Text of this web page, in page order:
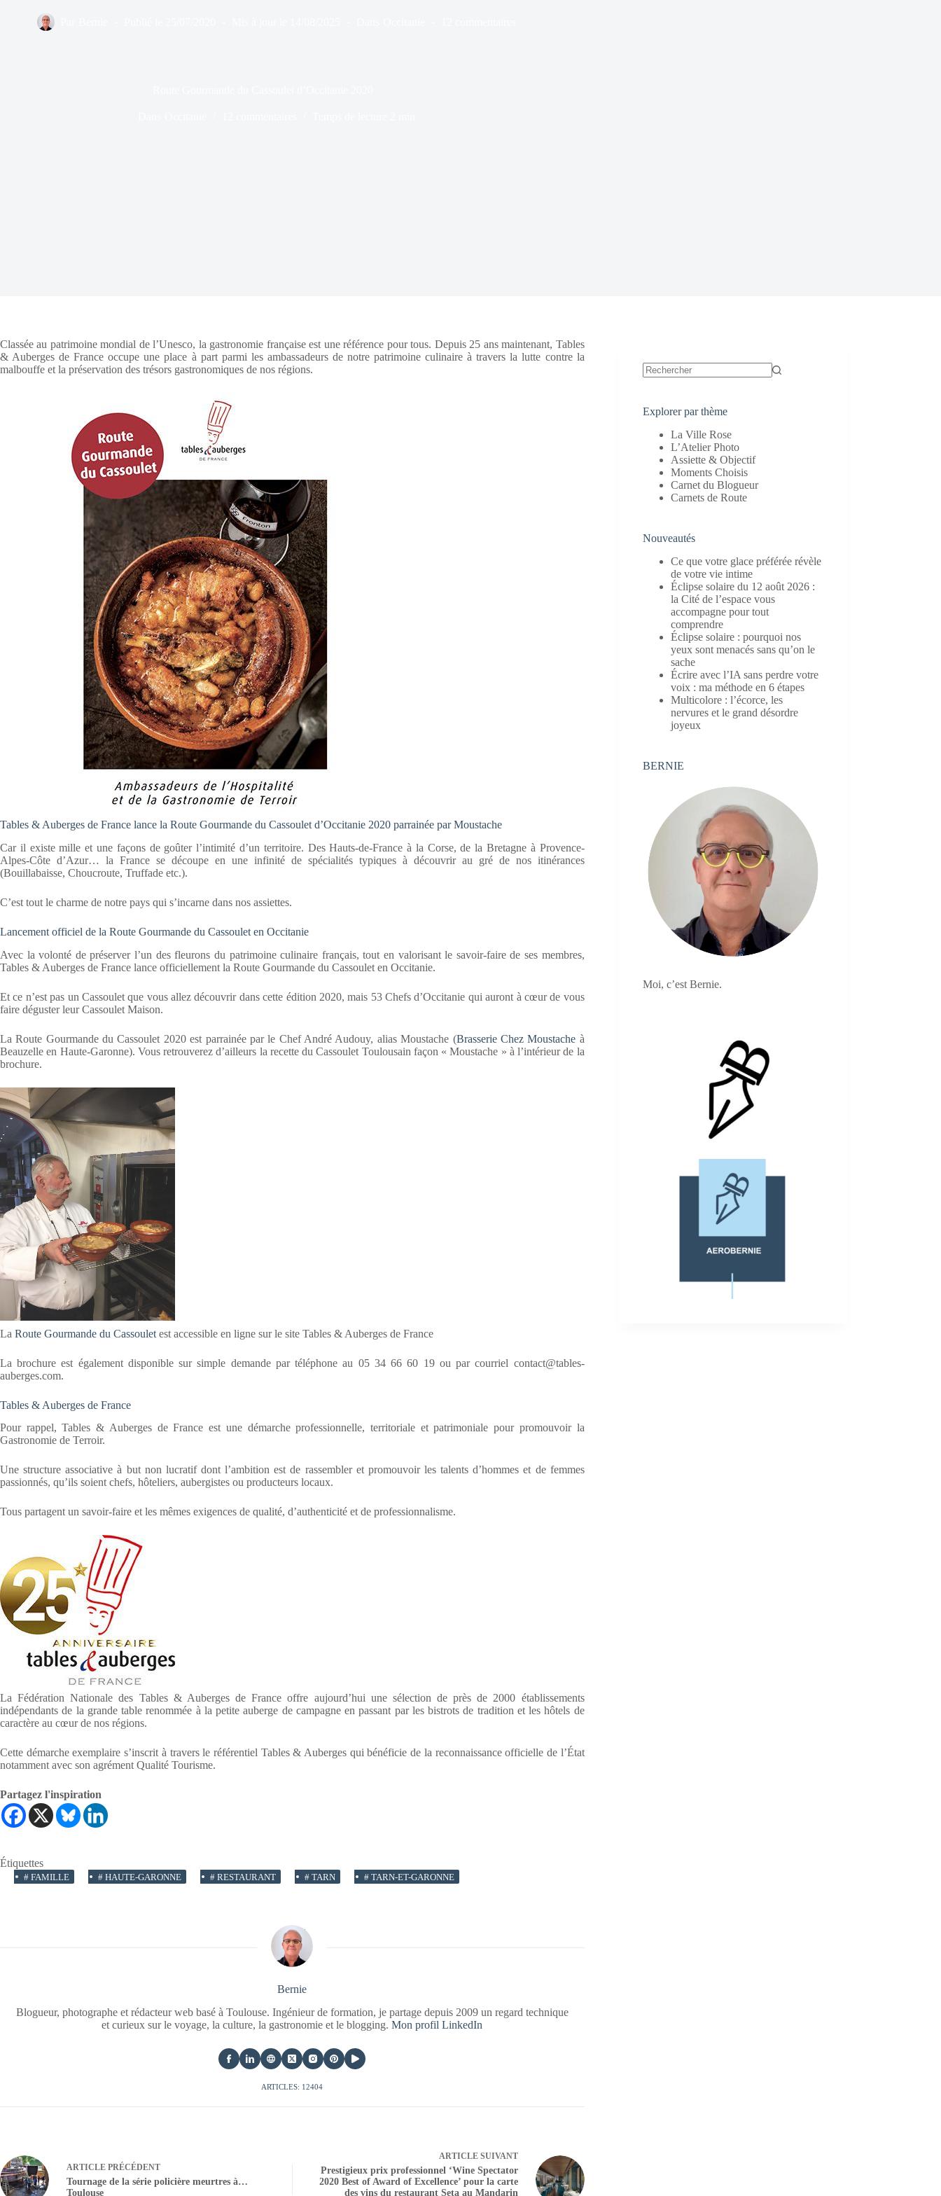
Classée au patrimoine mondial de l’Unesco, la gastronomie française est une référence pour tous. Depuis 25 ans maintenant, Tables
& Auberges de France occupe une place à part parmi les ambassadeurs de notre patrimoine culinaire à travers la lutte contre la
malbouffe et la préservation des trésors gastronomiques de nos régions.
Tables & Auberges de France lance la Route Gourmande du Cassoulet d’Occitanie 2020 parrainée par Moustache
Car il existe mille et une façons de goûter l’intimité d’un territoire. Des Hauts-de-France à la Corse, de la Bretagne à Provence-
Alpes-Côte d’Azur… la France se découpe en une infinité de spécialités typiques à découvrir au gré de nos itinérances
(Bouillabaisse, Choucroute, Truffade etc.).
C’est tout le charme de notre pays qui s’incarne dans nos assiettes.
Lancement officiel de la Route Gourmande du Cassoulet en Occitanie
Avec la volonté de préserver l’un des fleurons du patrimoine culinaire français, tout en valorisant le savoir-faire de ses membres,
Tables & Auberges de France lance officiellement la Route Gourmande du Cassoulet en Occitanie.
Et ce n’est pas un Cassoulet que vous allez découvrir dans cette édition 2020, mais 53 Chefs d’Occitanie qui auront à cœur de vous
faire déguster leur Cassoulet Maison.
La Route Gourmande du Cassoulet 2020 est parrainée par le Chef André Audouy, alias Moustache (Brasserie Chez Moustache à
Beauzelle en Haute-Garonne). Vous retrouverez d’ailleurs la recette du Cassoulet Toulousain façon « Moustache » à l’intérieur de la
brochure.
La Route Gourmande du Cassoulet est accessible en ligne sur le site Tables & Auberges de France
La brochure est également disponible sur simple demande par téléphone au 05 34 66 60 19 ou par courriel contact@tables-
auberges.com.
Tables & Auberges de France
Pour rappel, Tables & Auberges de France est une démarche professionnelle, territoriale et patrimoniale pour promouvoir la
Gastronomie de Terroir.
Une structure associative à but non lucratif dont l’ambition est de rassembler et promouvoir les talents d’hommes et de femmes
passionnés, qu’ils soient chefs, hôteliers, aubergistes ou producteurs locaux.
Tous partagent un savoir-faire et les mêmes exigences de qualité, d’authenticité et de professionnalisme.
La Fédération Nationale des Tables & Auberges de France offre aujourd’hui une sélection de près de 2000 établissements
indépendants de la grande table renommée à la petite auberge de campagne en passant par les bistrots de tradition et les hôtels de
caractère au cœur de nos régions.
Cette démarche exemplaire s’inscrit à travers le référentiel Tables & Auberges qui bénéficie de la reconnaissance officielle de l’État
notamment avec son agrément Qualité Tourisme.
Partagez l'inspiration
Étiquettes
# FAMILLE # HAUTE-GARONNE # RESTAURANT # TARN # TARN-ET-GARONNE
Bernie
Blogueur, photographe et rédacteur web basé à Toulouse. Ingénieur de formation, je partage depuis 2009 un regard technique
et curieux sur le voyage, la culture, la gastronomie et le blogging.Mon profil LinkedIn
ARTICLES: 12404
ARTICLE PRÉCÉDENT
Tournage de la série policière meurtres à…
Toulouse
ARTICLESUIVANT
Prestigieux prix professionnel ‘Wine Spectator
2020 Best of Award of Excellence’ pour la carte
des vins du restaurant Seta au Mandarin
Explorer par thème
La Ville Rose
L’Atelier Photo
Assiette & Objectif
Moments Choisis
Carnet du Blogueur
Carnets de Route
Nouveautés
Ce que votre glace préférée révèle
de votre vie intime
Éclipse solaire du 12 août 2026 :
la Cité de l’espace vous
accompagne pour tout
comprendre
Éclipse solaire : pourquoi nos
yeux sont menacés sans qu’on le
sache
Écrire avec l’IA sans perdre votre
voix : ma méthode en 6 étapes
Multicolore : l’écorce, les
nervures et le grand désordre
joyeux
BERNIE
Moi, c’est Bernie.